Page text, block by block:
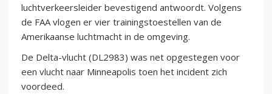
luchtverkeersleider bevestigend antwoordt. Volgens
de FAA vlogen er vier trainingstoestellen van de
Amerikaanse luchtmacht in de omgeving.
De Delta-vlucht (DL2983) was net opgestegen voor
een vlucht naar Minneapolis toen het incident zich
voordeed.